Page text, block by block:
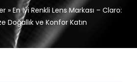
» En İyi Renkli Lens Markası – Claro:
Doğallık ve Konfor Katın